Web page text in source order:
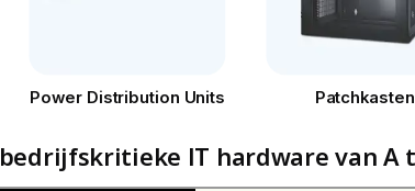
Power Distribution Units Patchkasten
IT hardware van A